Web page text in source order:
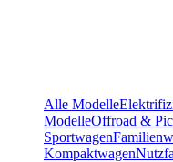
Alle Modelle
ModelleOffroad &
Sportwagen
Kompaktwagen